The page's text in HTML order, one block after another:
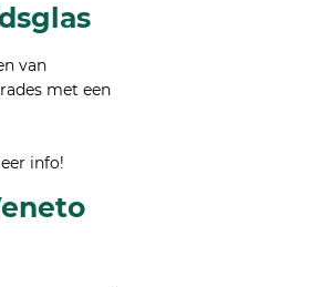
van
met een
info!